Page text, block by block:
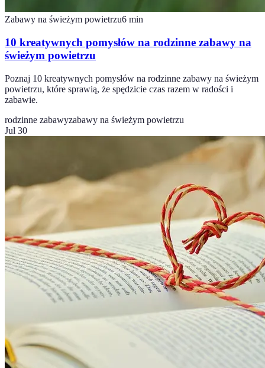
Zabawy na świeżym powietrzu6 min
10 kreatywnych pomysłów na rodzinne zabawy na
świeżym powietrzu
Poznaj 10 kreatywnych pomysłów na rodzinne zabawy na świeżym
powietrzu, które sprawią, że spędzicie czas razem w radości i
zabawie.
rodzinne zabawyzabawy na świeżym powietrzu
Jul 30